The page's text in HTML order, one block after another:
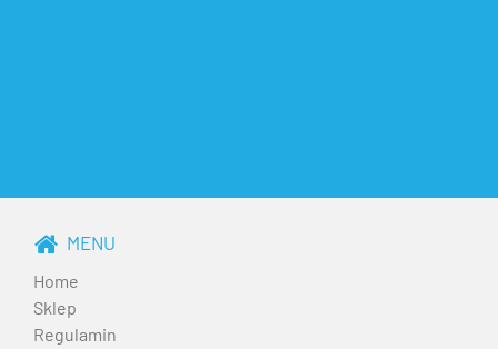
MENU
Home
Sklep
Regulamin